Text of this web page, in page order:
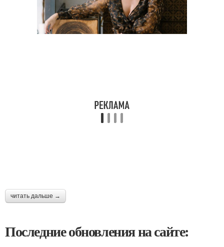
читать дальше →
Последние обновления на сайте: